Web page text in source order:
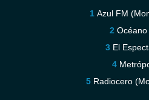
Azul FM
Océano
El
Radiocero